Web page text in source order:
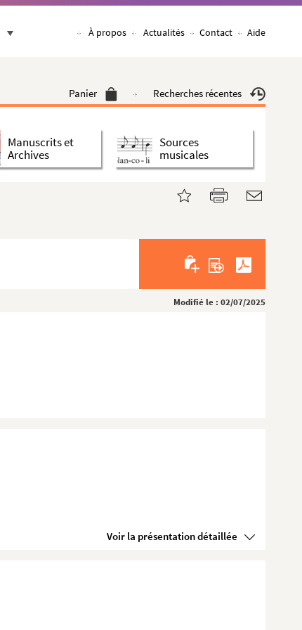
À propos Actualités Contact Aide
Panier Recherches récentes
Manuscrits et
Archives
Sources
musicales
Modifié le : 02/07/2025
Voir la présentation détaillée